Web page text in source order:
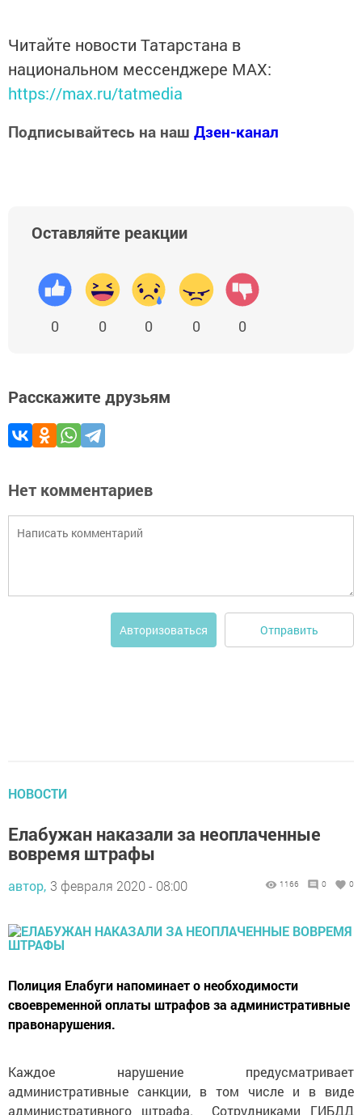
Читайте новости Татарстана в
национальном мессенджере MАХ:
https://max.ru/tatmedia
Подписывайтесь на наш Дзен-канал
Оставляйте реакции
0 0 0 0 0
Расскажите друзьям
Нет комментариев
Авторизоваться Отправить
НОВОСТИ
Елабужан наказали за неоплаченные
вовремя штрафы
автор, 3 февраля 2020 - 08:00 1166 0 0
Полиция Елабуги напоминает о необходимости
своевременной оплаты штрафов за административные
правонарушения.
Каждое нарушение предусматривает
административные санкции, в том числе и в виде
административного штрафа. Сотрудниками ГИБДД